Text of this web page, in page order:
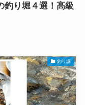
釣り堀４選！高級
釣り堀